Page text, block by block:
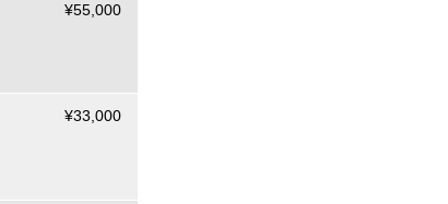
¥55,000
¥33,000